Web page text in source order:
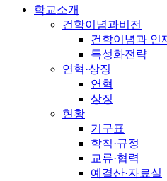
학교소개
건학이념과비전
건학이념과 인
특성화전략
연혁·상징
연혁
상징
현황
기구표
학칙·규정
교류·협력
예결산·자료실